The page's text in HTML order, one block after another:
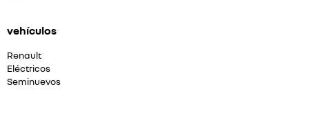
vehículos
Renault
Eléctricos
Seminuevos